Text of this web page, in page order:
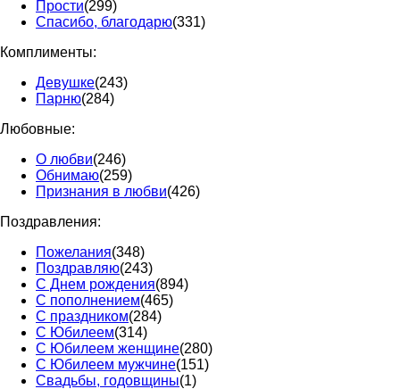
Прости(299)
Спасибо, благодарю(331)
Комплименты:
Девушке(243)
Парню(284)
Любовные:
О любви(246)
Обнимаю(259)
Признания в любви(426)
Поздравления:
Пожелания(348)
Поздравляю(243)
С Днем рождения(894)
С пополнением(465)
С праздником(284)
С Юбилеем(314)
С Юбилеем женщине(280)
С Юбилеем мужчине(151)
Свадьбы, годовщины(1)